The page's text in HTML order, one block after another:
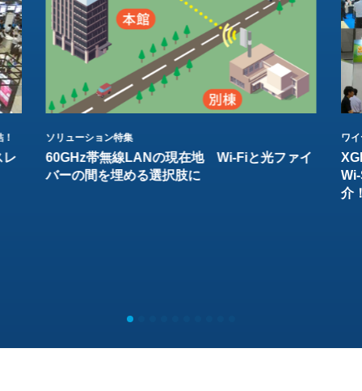
レ
ソリューション特集
60GHz帯無線LANの現在地 Wi-Fiと光ファイ
バーの間を埋める選択肢に
ワ
介